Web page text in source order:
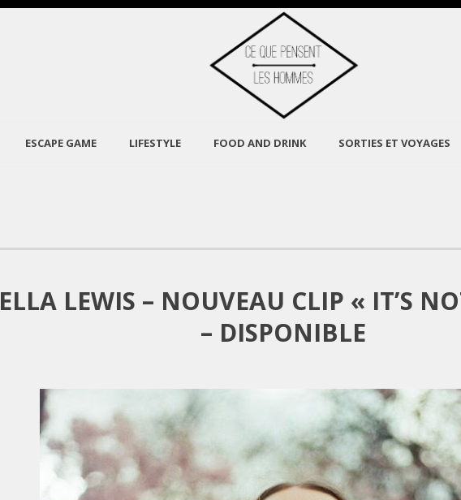
ESCAPE GAME LIFESTYLE FOOD AND DRINK SORTIES ET VOYAGES
ELLA LEWIS – NOUVEAU CLIP « IT’S
– DISPONIBLE